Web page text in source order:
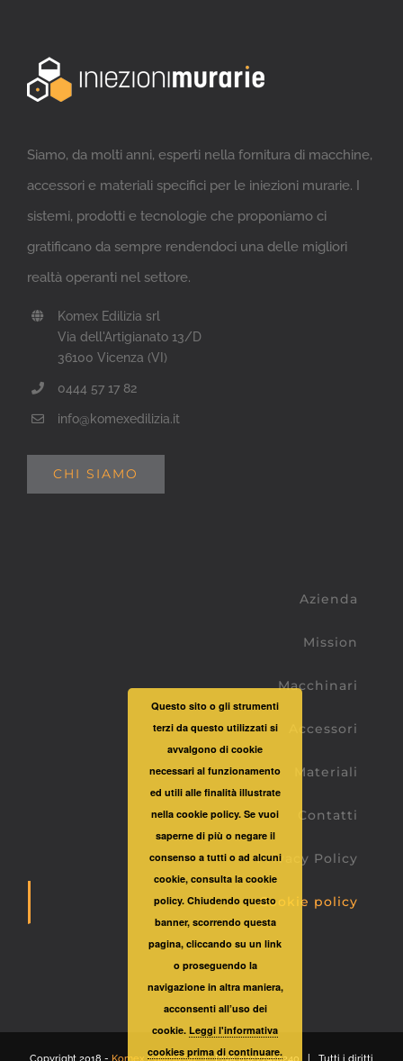
Siamo, da molti anni, esperti nella fornitura di macchine,
accessori e materiali specifici per le iniezioni murarie. I
sistemi, prodotti e tecnologie che proponiamo ci
gratificano da sempre rendendoci una delle migliori
realtà operanti nel settore.
Komex Edilizia srl
Via dell'Artigianato 13/D
36100 Vicenza (VI)
0444 57 17 82
info@komexedilizia.it
CHI SIAMO
Azienda
Mission
Macchinari
Accessori
Materiali
Contatti
Privacy Policy
Cookie policy
Copyright 2018 - Komex Edilizia Srl| PIVA 03277910240 | Tutti i diritti
Questo sito o gli strumenti
terzi da questo utilizzati si
avvalgono di cookie
necessari al funzionamento
ed utili alle finalità illustrate
nella cookie policy. Se vuoi
saperne di più o negare il
consenso a tutti o ad alcuni
cookie, consulta la cookie
policy. Chiudendo questo
banner, scorrendo questa
pagina, cliccando su un link
o proseguendo la
navigazione in altra maniera,
acconsenti all’uso dei
cookie. Leggi l'informativa
cookies prima di continuare.